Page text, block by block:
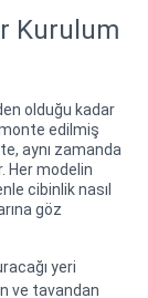
Kurulum
olduğu kadar
edilmiş
aynı zamanda
Her modelin
cibinlik nasıl
göz
yeri
ve tavandan